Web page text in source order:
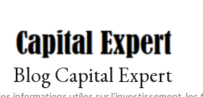
Blog Capital Expert